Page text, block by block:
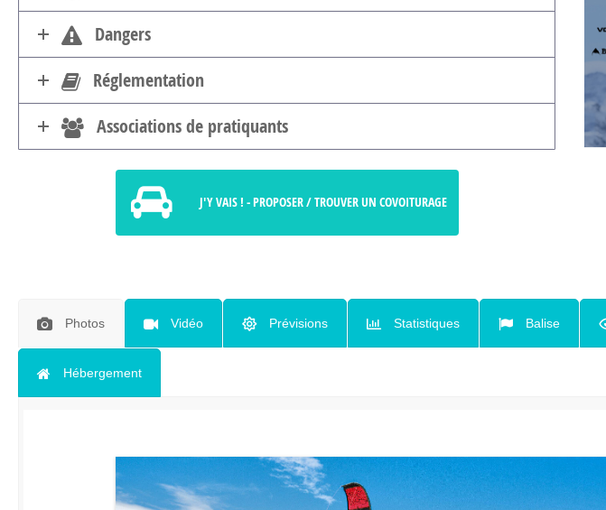
Dangers
Réglementation
Associations de pratiquants
J'Y VAIS ! - PROPOSER / TROUVER UN COVOITURAGE
Photos Vidéo Prévisions Statistiques Balise
Hébergement